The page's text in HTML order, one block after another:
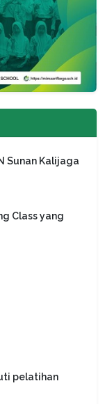
Sunan Kalijaga
Class yang
pelatihan